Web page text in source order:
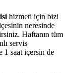
hizmeti için bizi
neresinde
Haftanın tüm
servis
1 saat içersin de